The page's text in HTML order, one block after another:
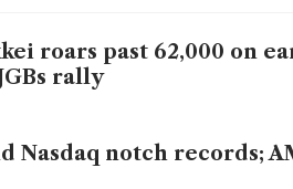
roars past 62,000 on
rally
Nasdaq notch records;